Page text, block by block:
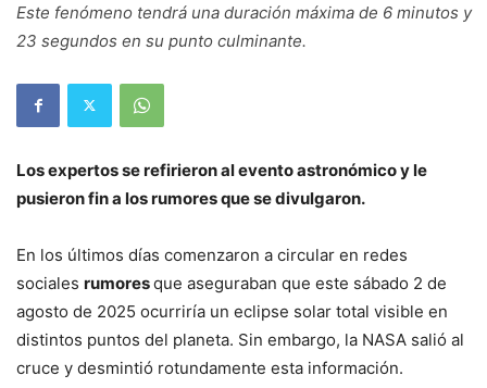
Este fenómeno tendrá una duración máxima de 6 minutos y
23 segundos en su punto culminante.
Los expertos se refirieron al evento astronómico y le
pusieron fin a los rumores que se divulgaron.
En los últimos días comenzaron a circular en redes
sociales rumoresque aseguraban que este sábado 2 de
agosto de 2025 ocurriría un eclipse solar total visible en
distintos puntos del planeta. Sin embargo, la NASA salió al
cruce y desmintió rotundamente esta información.